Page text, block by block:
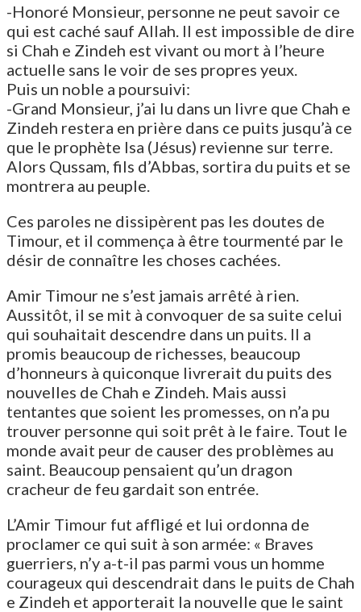
-Honoré Monsieur, personne ne peut savoir ce
qui est caché sauf Allah. Il est impossible de dire
si Chah e Zindeh est vivant ou mort à l’heure
actuelle sans le voir de ses propres yeux.
Puis un noble a poursuivi:
-Grand Monsieur, j’ai lu dans un livre que Chah e
Zindeh restera en prière dans ce puits jusqu’à ce
que le prophète Isa (Jésus) revienne sur terre.
Alors Qussam, fils d’Abbas, sortira du puits et se
montrera au peuple.
Ces paroles ne dissipèrent pas les doutes de
Timour, et il commença à être tourmenté par le
désir de connaître les choses cachées.
Amir Timour ne s’est jamais arrêté à rien.
Aussitôt, il se mit à convoquer de sa suite celui
qui souhaitait descendre dans un puits. Il a
promis beaucoup de richesses, beaucoup
d’honneurs à quiconque livrerait du puits des
nouvelles de Chah e Zindeh. Mais aussi
tentantes que soient les promesses, on n’a pu
trouver personne qui soit prêt à le faire. Tout le
monde avait peur de causer des problèmes au
saint. Beaucoup pensaient qu’un dragon
cracheur de feu gardait son entrée.
L’Amir Timour fut affligé et lui ordonna de
proclamer ce qui suit à son armée: « Braves
guerriers, n’y a-t-il pas parmi vous un homme
courageux qui descendrait dans le puits de Chah
e Zindeh et apporterait la nouvelle que le saint